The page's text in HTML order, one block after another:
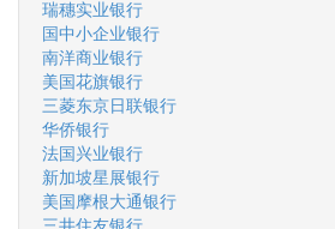
瑞穗实业银行
国中小企业银行
南洋商业银行
美国花旗银行
三菱东京日联银行
华侨银行
法国兴业银行
新加坡星展银行
美国摩根大通银行
三井住友银行